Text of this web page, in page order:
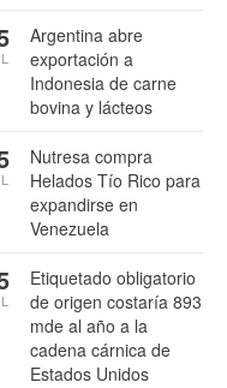
Argentina abre
exportación a
Indonesia de carne
bovina y lácteos
Nutresa compra
Helados Tío Rico para
expandirse en
Venezuela
Etiquetado obligatorio
de origen costaría 893
mde al año a la
cadena cárnica de
Estados Unidos